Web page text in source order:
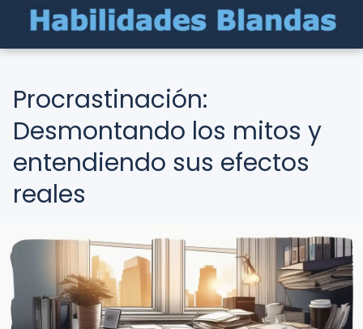
Procrastinación:
Desmontando los mitos y
entendiendo sus efectos
reales